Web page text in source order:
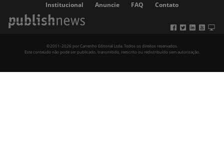
Institucional Anuncie FAQ Contato
©2001-2026 por Carrenho Editorial Ltda. Todos os direitos reservados.
Este conteúdo não pode ser publicado, transmitido, reescrito ou redistribuído sem autorização.